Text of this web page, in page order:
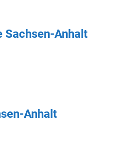
Sachsen-Anhalt
Anhalt